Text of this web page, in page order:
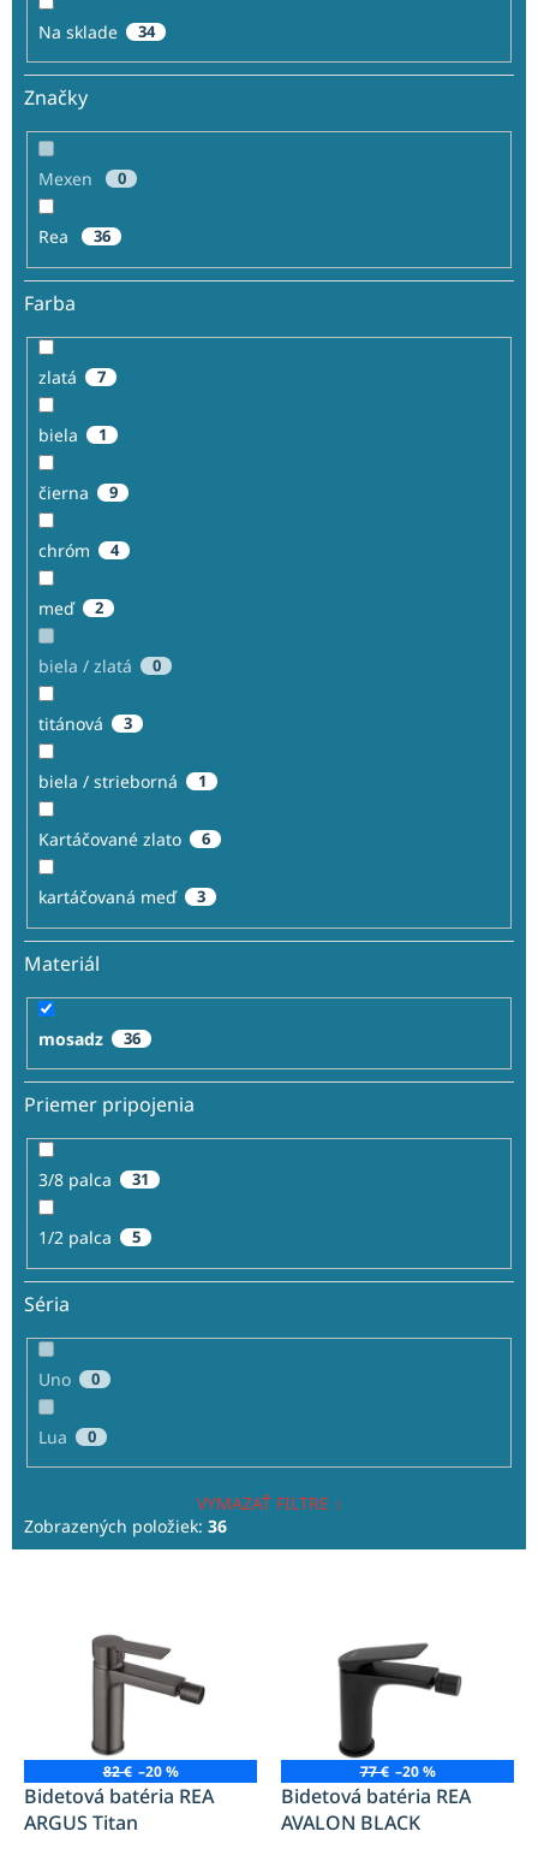
Na sklade 34
Značky
Mexen 0
Rea 36
Farba
zlatá 7
biela 1
čierna 9
chróm 4
meď 2
biela / zlatá 0
titánová 3
biela / strieborná 1
Kartáčované zlato 6
kartáčovaná meď 3
Materiál
mosadz 36
Priemer pripojenia
3/8 palca 31
1/2 palca 5
Séria
Uno 0
Lua 0
VYMAZAŤ FILTRE
Zobrazených položiek: 36
o
u
82 € –20 %
Bidetová batéria REA
ARGUS Titan
77 € –20 %
Bidetová batéria REA
AVALON BLACK